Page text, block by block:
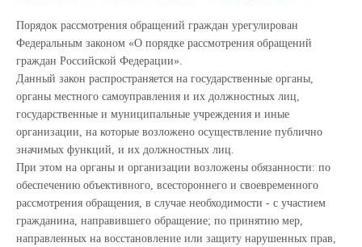
Порядок рассмотрения обращений граждан урегулирован
Федеральным законом «О порядке рассмотрения обращений
граждан Российской Федерации».
Данный закон распространяется на государственные органы,
органы местного самоуправления и их должностных лиц,
государственные и муниципальные учреждения и иные
организации, на которые возложено осуществление публично
значимых функций, и их должностных лиц.
При этом на органы и организации возложены обязанности: по
обеспечению объективного, всестороннего и своевременного
рассмотрения обращения, в случае необходимости - с участием
гражданина, направившего обращение; по принятию мер,
направленных на восстановление или защиту нарушенных прав,